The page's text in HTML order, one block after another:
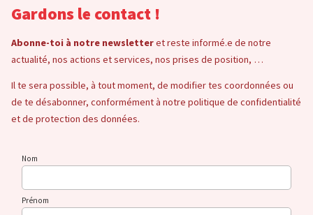
Gardons le contact !
Abonne-toi à notre newsletteret reste informé.e de notre
actualité, nos actions et services, nos prises de position, …
Il te sera possible, à tout moment, de modifier tes coordonnées ou
de te désabonner, conformément à notre politique de confidentialité
et de protection des données.
Nom
Prénom